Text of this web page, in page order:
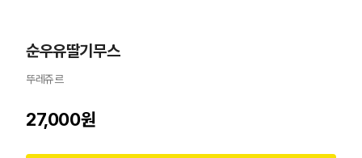
순우유딸기무스
뚜레쥬르
27,000원